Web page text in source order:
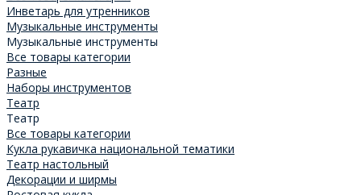
Инветарь для утренников
Музыкальные инструменты
Музыкальные инструменты
Все товары категории
Разные
Наборы инструментов
Театр
Театр
Все товары категории
Кукла рукавичка национальной тематики
Театр настольный
Декорации и ширмы